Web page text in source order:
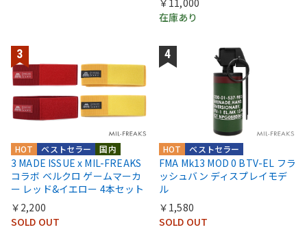
￥11,000
在庫あり
国内
ベストセラー
HOT
3 MADE ISSUE x MIL-FREAKS
コラボ ベルクロ ゲームマーカ
ー レッド&イエロー 4本セット
￥2,200
SOLD OUT
ベストセラー
HOT
FMA Mk13 MOD 0 BTV-EL フラ
ッシュバン ディスプレイモデ
ル
￥1,580
SOLD OUT